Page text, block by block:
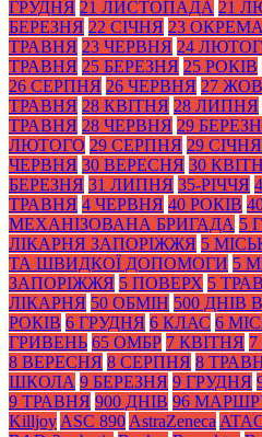
ГРУДНЯ 21 ЛИСТОПАДА 21
БЕРЕЗНЯ 22 СІЧНЯ 23
ТРАВНЯ 23 ЧЕРВНЯ 24
ТРАВНЯ 25 БЕРЕЗНЯ 25 РОКІВ
26 СЕРПНЯ 26 ЧЕРВНЯ 27
ТРАВНЯ 28 КВІТНЯ 28 ЛИПНЯ
ТРАВНЯ 28 ЧЕРВНЯ 29
ЛЮТОГО 29 СЕРПНЯ 29 СІЧНЯ
ЧЕРВНЯ 30 ВЕРЕСНЯ 30
БЕРЕЗНЯ 31 ЛИПНЯ 35-РІЧЧЯ
ТРАВНЯ 4 ЧЕРВНЯ 40 РОКІВ
МЕХАНІЗОВАНА БРИГАДА 5
ЛІКАРНЯ ЗАПОРІЖЖЯ 5
ТА ШВИДКОЇ ДОПОМОГИ 5
ЗАПОРІЖЖЯ 5 ПОВЕРХ 5
ЛІКАРНЯ 50 ОБМІН 500 ДНІВ
РОКІВ 6 ГРУДНЯ 6 КЛАС 6
ГРИВЕНЬ 65 ОМБР 7 КВІТНЯ
8 ВЕРЕСНЯ 8 СЕРПНЯ 8
ШКОЛА 9 БЕРЕЗНЯ 9 ГРУДНЯ
9 ТРАВНЯ 900 ДНІВ 96
Killjoy ASC 890 AstraZeneca